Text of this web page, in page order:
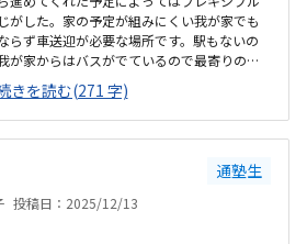
がした。家の予定が組みにくい我が家でも
らず車送迎が必要な場所です。駅もないの
が家からはバスがでているので最寄りのバ
いいかなと言う感じです。思ったよりもか
で授業をしています。6畳くらいのスペース
高い印象です。パソコン教室に通うことは
ったのですが、、、
きを読む(271 字)
通塾生
投稿日：2025/12/13